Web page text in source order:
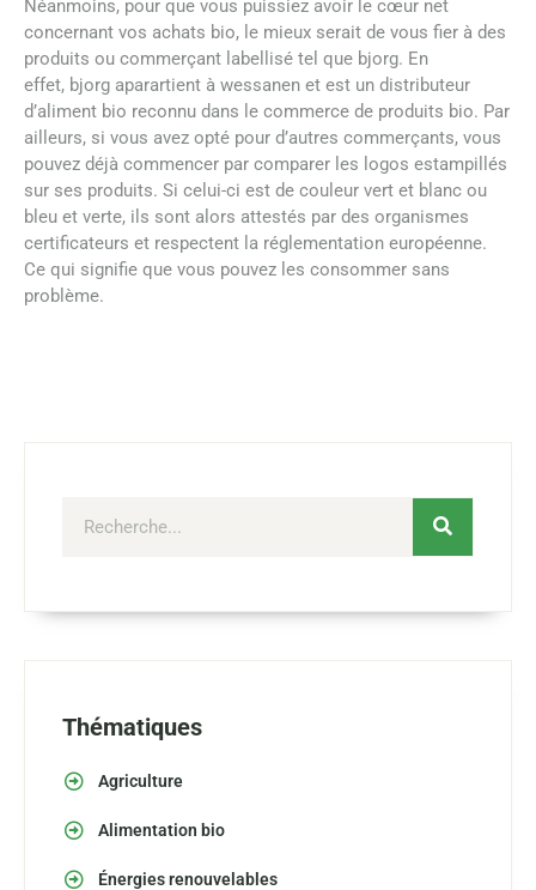
Néanmoins, pour que vous puissiez avoir le cœur net
concernant vos achats bio, le mieux serait de vous fier à des
produits ou commerçant labellisé tel que bjorg. En
effet, bjorg aparartient à wessanen et est un distributeur
d’aliment bio reconnu dans le commerce de produits bio. Par
ailleurs, si vous avez opté pour d’autres commerçants, vous
pouvez déjà commencer par comparer les logos estampillés
sur ses produits. Si celui-ci est de couleur vert et blanc ou
bleu et verte, ils sont alors attestés par des organismes
certificateurs et respectent la réglementation européenne.
Ce qui signifie que vous pouvez les consommer sans
problème.
Thématiques
Agriculture
Alimentation bio
Énergies renouvelables